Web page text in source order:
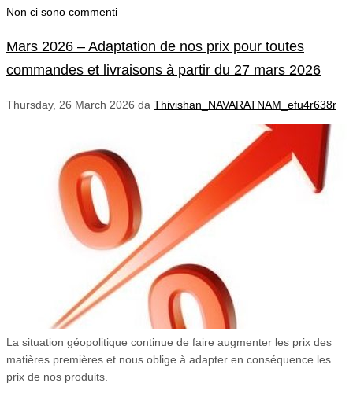
Non ci sono commenti
Mars 2026 – Adaptation de nos prix pour toutes
commandes et livraisons à partir du 27 mars 2026
Thursday, 26 March 2026 da Thivishan_NAVARATNAM_efu4r638r
La situation géopolitique continue de faire augmenter les prix des
matières premières et nous oblige à adapter en conséquence les
prix de nos produits.